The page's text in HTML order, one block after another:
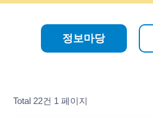
정보마당
Total 22건 1 페이지